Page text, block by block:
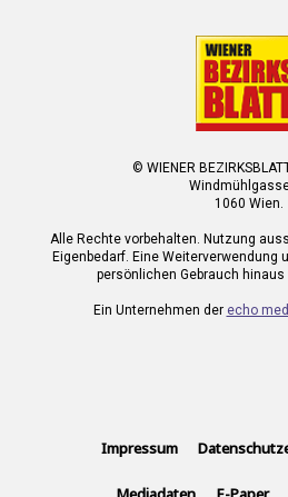
© WIENER
1060 Wien.
Alle Rechte vorbehalten. Nutzung
Eigenbedarf. Eine Weiterverwendung
persönlichen Gebrauch
Ein Unternehmen der echo
Impressum